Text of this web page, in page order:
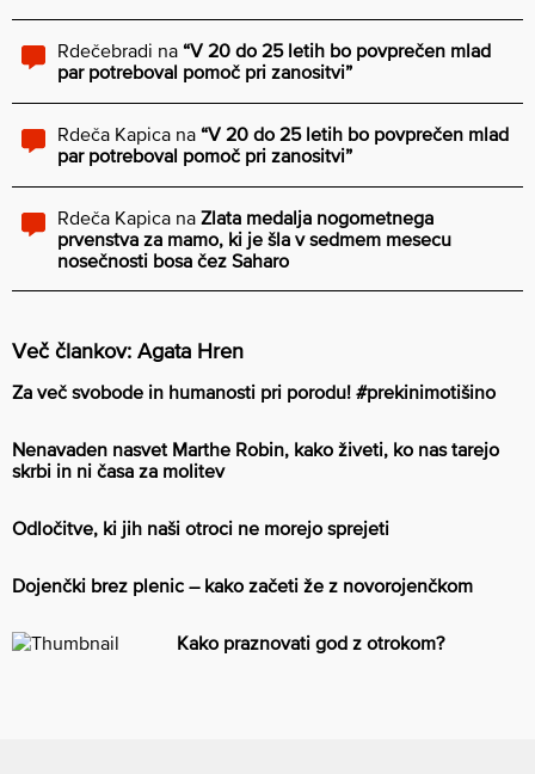
Rdečebradi na “V 20 do 25 letih bo povprečen mlad
par potreboval pomoč pri zanositvi”
Rdeča Kapica na “V 20 do 25 letih bo povprečen mlad
par potreboval pomoč pri zanositvi”
Rdeča Kapica na Zlata medalja nogometnega
prvenstva za mamo, ki je šla v sedmem mesecu
nosečnosti bosa čez Saharo
Več člankov: Agata Hren
Za več svobode in humanosti pri porodu! #prekinimotišino
Nenavaden nasvet Marthe Robin, kako živeti, ko nas tarejo
skrbi in ni časa za molitev
Odločitve, ki jih naši otroci ne morejo sprejeti
Dojenčki brez plenic – kako začeti že z novorojenčkom
Kako praznovati god z otrokom?